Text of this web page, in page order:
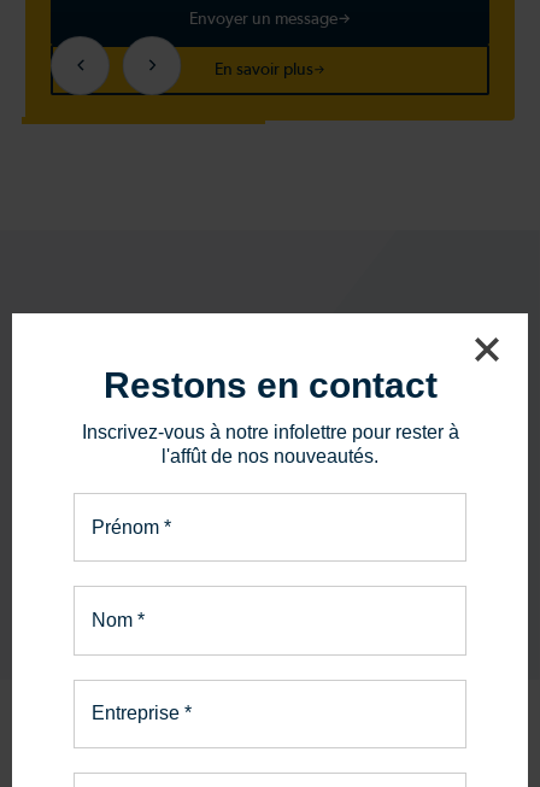
Envoyer un message
En savoir plus
La bonne pièce.
Le bon service.
Produitssimilaires
Restons en contact
Inscrivez-vous à notre infolettre pour rester à
l'affût de nos nouveautés.
Prénom *
Nom *
Entreprise *